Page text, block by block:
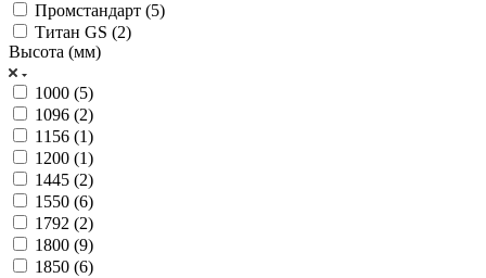
Промстандарт (5)
Титан GS (2)
Высота (мм)
1000 (5)
1096 (2)
1156 (1)
1200 (1)
1445 (2)
1550 (6)
1792 (2)
1800 (9)
1850 (6)